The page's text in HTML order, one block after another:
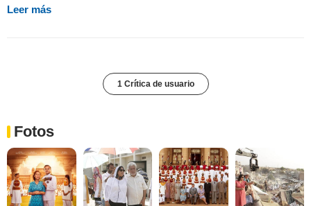
Leer más
1 Crítica de usuario
Fotos